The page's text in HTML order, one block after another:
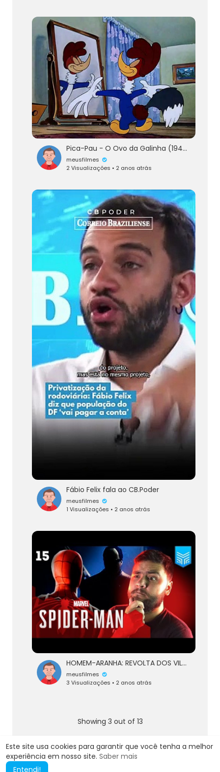
Este site usa cookies para garantir que você tenha a melhor
experiência em nosso site. Saber mais
Entendi!
Pica-Pau - O Ovo da Galinha (1947)
meusfilmes
2 Visualizações • 2 anos atrás
Fábio Felix fala ao CB.Poder
meusfilmes
1 Visualizações • 2 anos atrás
HOMEM-ARANHA: REVOLTA DOS VILÕES! | Spider-Man Gameplay Dublado Ep. 15
meusfilmes
3 Visualizações • 2 anos atrás
Showing 3 out of 13
3 4 5 6